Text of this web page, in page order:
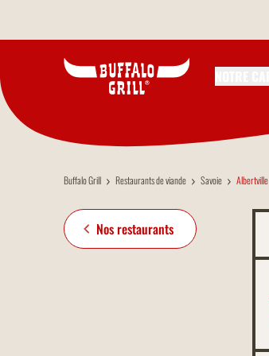
Buffalo Grill Restaurants de viande Savoie Albertville
Nos restaurants